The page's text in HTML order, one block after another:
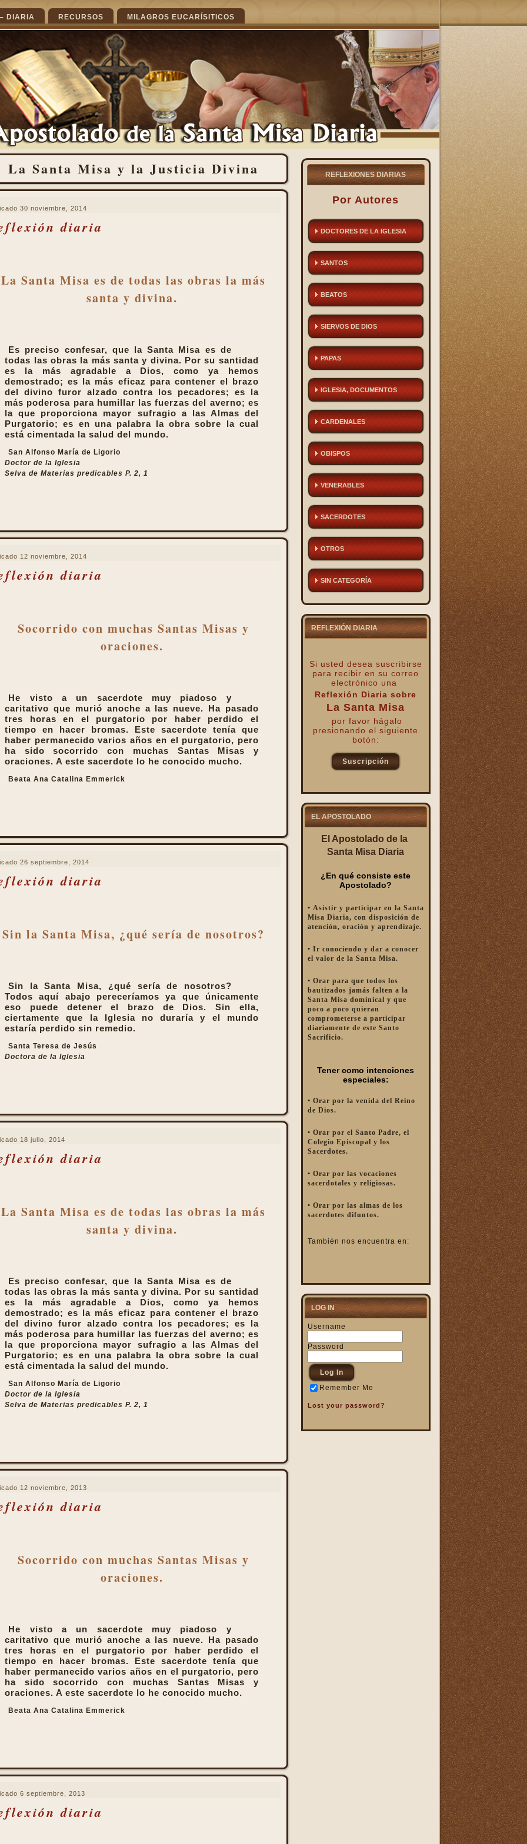
DIARIA RECURSOS MILAGROS EUCARÍSITICOS
La Santa Misa y la Justicia Divina
30 noviembre, 2014
diaria
La Santa Misa es de todas las obras la más
santa y divina.
Es preciso confesar, que la Santa Misa es de
todas las obras la más santa y divina. Por su santidad
es la más agradable a Dios, como ya hemos
demostrado; es la más eficaz para contener el brazo
del divino furor alzado contra los pecadores; es la
más poderosa para humillar las fuerzas del averno; es
la que proporciona mayor sufragio a las Almas del
Purgatorio; es en una palabra la obra sobre la cual
está cimentada la salud del mundo.
San Alfonso María de Ligorio
Doctor de la Iglesia
Selva de Materias predicables P. 2, 1
12 noviembre, 2014
diaria
Socorrido con muchas Santas Misas y
oraciones.
He visto a un sacerdote muy piadoso y
caritativo que murió anoche a las nueve. Ha pasado
tres horas en el purgatorio por haber perdido el
tiempo en hacer bromas. Este sacerdote tenía que
haber permanecido varios años en el purgatorio, pero
ha sido socorrido con muchas Santas Misas y
oraciones. A este sacerdote lo he conocido mucho.
Beata Ana Catalina Emmerick
26 septiembre, 2014
diaria
Sin la Santa Misa, ¿qué sería de nosotros?
Sin la Santa Misa, ¿qué sería de nosotros?
Todos aquí abajo pereceríamos ya que únicamente
eso puede detener el brazo de Dios. Sin ella,
ciertamente que la Iglesia no duraría y el mundo
estaría perdido sin remedio.
Santa Teresa de Jesús
Doctora de la Iglesia
18 julio, 2014
diaria
La Santa Misa es de todas las obras la más
santa y divina.
Es preciso confesar, que la Santa Misa es de
todas las obras la más santa y divina. Por su santidad
es la más agradable a Dios, como ya hemos
demostrado; es la más eficaz para contener el brazo
del divino furor alzado contra los pecadores; es la
más poderosa para humillar las fuerzas del averno; es
la que proporciona mayor sufragio a las Almas del
Purgatorio; es en una palabra la obra sobre la cual
está cimentada la salud del mundo.
San Alfonso María de Ligorio
Doctor de la Iglesia
Selva de Materias predicables P. 2, 1
12 noviembre, 2013
diaria
Socorrido con muchas Santas Misas y
oraciones.
He visto a un sacerdote muy piadoso y
caritativo que murió anoche a las nueve. Ha pasado
tres horas en el purgatorio por haber perdido el
tiempo en hacer bromas. Este sacerdote tenía que
haber permanecido varios años en el purgatorio, pero
ha sido socorrido con muchas Santas Misas y
oraciones. A este sacerdote lo he conocido mucho.
Beata Ana Catalina Emmerick
6 septiembre, 2013
diaria
REFLEXIONES DIARIAS
Por Autores
DOCTORES DE LA IGLESIA
SANTOS
BEATOS
SIERVOS DE DIOS
PAPAS
IGLESIA, DOCUMENTOS
CARDENALES
OBISPOS
VENERABLES
SACERDOTES
OTROS
SIN CATEGORÍA
REFLEXIÓN DIARIA
Si usted desea suscribirse
para recibir en su correo
electrónico una
Reflexión Diaria sobre
La Santa Misa
por favor hágalo
presionando el siguiente
botón:
Suscripción
EL APOSTOLADO
El Apostolado de la
Santa Misa Diaria
¿En qué consiste este
Apostolado?
• Asistir y participar en la Santa
Misa Diaria, con disposición de
atención, oración y aprendizaje.
• Ir conociendo y dar a conocer
el valor de la Santa Misa.
• Orar para que todos los
bautizados jamás falten a la
Santa Misa dominical y que
poco a poco quieran
comprometerse a participar
diariamente de este Santo
Sacrificio.
Tener como intenciones
especiales:
• Orar por la venida del Reino
de Dios.
• Orar por el Santo Padre, el
Colegio Episcopal y los
Sacerdotes.
• Orar por las vocaciones
sacerdotales y religiosas.
• Orar por las almas de los
sacerdotes difuntos.
También nos encuentra en:
LOG IN
Username
Password
Remember Me
Lost your password?